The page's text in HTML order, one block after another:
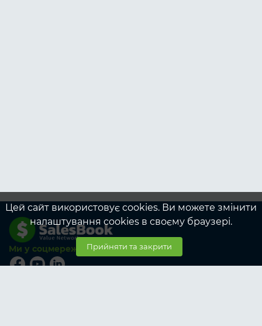
Ми у соцмережах
Цей сайт використовує cookies. Ви можете змінити
налаштування cookies в своєму браузері.
Прийняти та закрити